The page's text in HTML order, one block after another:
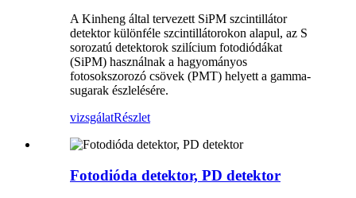
A Kinheng által tervezett SiPM szcintillátor
detektor különféle szcintillátorokon alapul, az S
sorozatú detektorok szilícium fotodiódákat
(SiPM) használnak a hagyományos
fotosokszorozó csövek (PMT) helyett a gamma-
sugarak észlelésére.
vizsgálatRészlet
Fotodióda detektor, PD detektor